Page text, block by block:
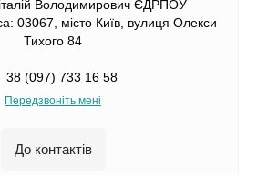
Володимирович ЄДРПОУ
03067, місто Київ, вулиця Олекси
Тихого 84
38 (097) 733 16 58
Передзвоніть мені
До контактів